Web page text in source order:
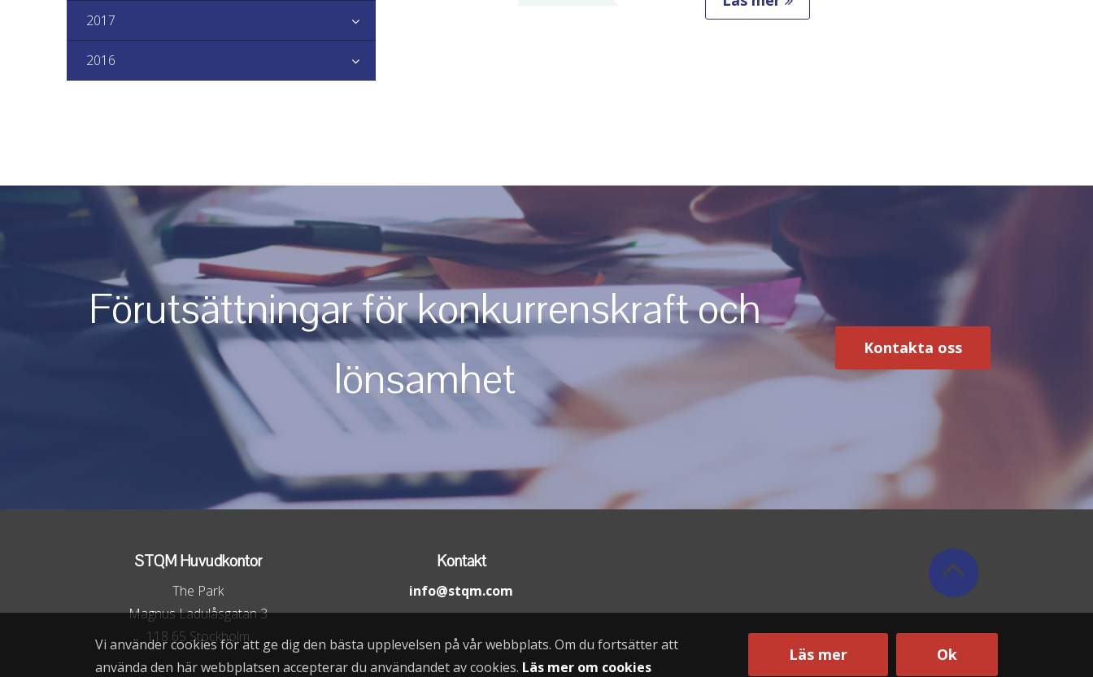
2017
2016
Förutsättningar för konkurrenskraft och
lönsamhet
Kontakta oss
STQM Huvudkontor
The Park
Magnus Ladulåsgatan 3
118 65 Stockholm
Kontakt
info@stqm.com
Vi använder cookies för att ge dig den bästa upplevelsen på vår webbplats. Om du fortsätter att
använda den här webbplatsen accepterar du användandet av cookies. Läs mer om cookies
Ok
Läs mer